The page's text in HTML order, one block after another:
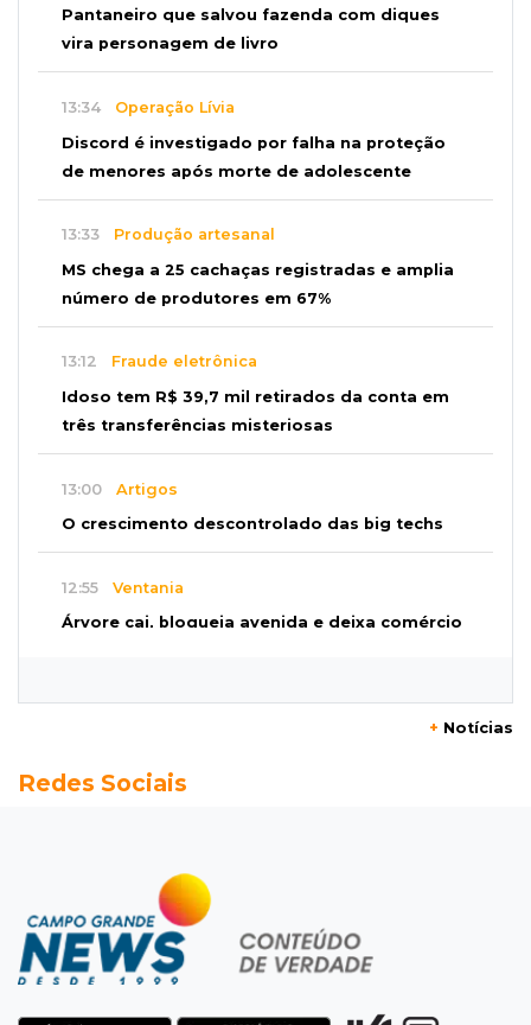
Pantaneiro que salvou fazenda com diques
vira personagem de livro
13:34 Operação Lívia
Discord é investigado por falha na proteção
de menores após morte de adolescente
13:33 Produção artesanal
MS chega a 25 cachaças registradas e amplia
número de produtores em 67%
13:12 Fraude eletrônica
Idoso tem R$ 39,7 mil retirados da conta em
três transferências misteriosas
13:00 Artigos
O crescimento descontrolado das big techs
12:55 Ventania
Árvore cai, bloqueia avenida e deixa comércio
terreno e causa incêndio no Santo Amaro
Inteligência Artificial avança na advocacia e
encurta tarefas administrativas
12:08Decisão judicial
+ Notícias
Redes Sociais